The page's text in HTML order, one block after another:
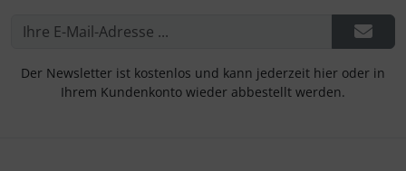
Der Newsletter ist kostenlos und kann jederzeit hier oder in
Ihrem Kundenkonto wieder abbestellt werden.